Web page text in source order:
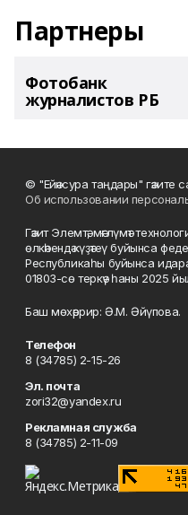
Партнеры
Фотобанк
журналистов РБ
© "Ейәнсура таңдары" гәзите
Об использовании
Гәзит Элемтә, мәғлүмәт
өлкәһендә күҙәтеү буйынса
Республикаһы буйынса
01803-сө теркәү һаны 2025
Баш мөхәррир: Ә.М. Әйүпова.
Телефон
8 (34785) 2-15-26
Эл. почта
zori32@yandex.ru
Рекламная служба
8 (34785) 2-11-09